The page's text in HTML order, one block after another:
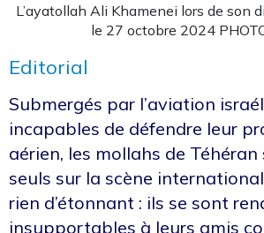
L’ayatollah Ali Khamenei lors de son
le 27 octobre 2024
Editorial
Submergés par l’aviation
incapables de défendre leur
aérien, les mollahs de
seuls sur la scène
rien d’étonnant : ils se sont
insupportables à leurs amis